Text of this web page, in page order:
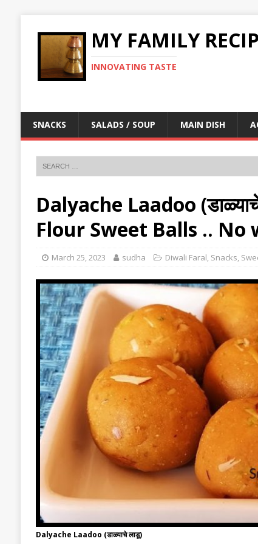
MY FAMILY
INNOVATING TASTE
SNACKS SALADS / SOUP MAIN DISH
Dalyache Laadoo
Flour Sweet Balls .. No
March 25, 2023 sudha Diwali Faral, Snacks,
Dalyache Laadoo (डाळ्याचे लाडू)